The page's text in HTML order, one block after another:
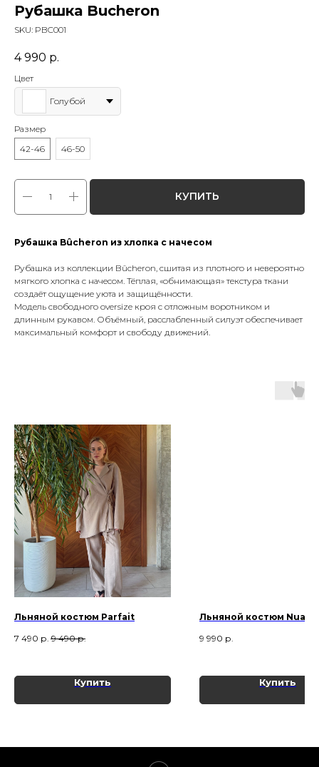
Рубашка Bucheron
SKU: PBC001
4 990 р.
Цвет
Голубой
Размер
42-46
46-50
КУПИТЬ
Рубашка Bûcheron из хлопка с начесом
Рубашка из коллекции Bûcheron, сшитая из плотного и невероятно
мягкого хлопка с начесом. Тёплая, «обнимающая» текстура ткани
создаёт ощущение уюта и защищённости.
Модель свободного oversize кроя с отложным воротником и
длинным рукавом. Объёмный, расслабленный силуэт обеспечивает
максимальный комфорт и свободу движений.
Льняной костюм Parfait
7 490 р. 9 490 р.
Купить
Льняной костюм Nuage
9 990 р.
Купить